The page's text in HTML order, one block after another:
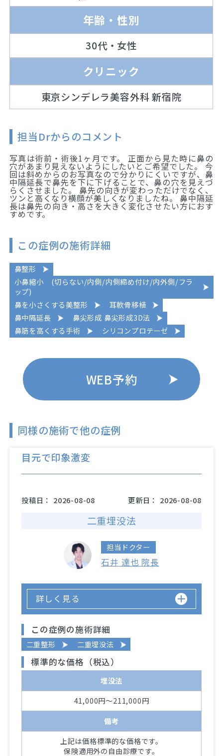
年齢・性別
30代・女性
クリニック
東京シンデレラ美容外科 新宿院
担当Drからのコメント
写真は術前・術後1ヶ月です。 正面から見た時に鼻の
穴があまり見えないようにしたいとご希望でした。 今
回は斜めからのお写真なので分かりにくいですが、鼻
中隔延長で鼻先を下に下げることで、鼻の穴を見えづ
らくさせました。 鼻先の向きが変わっただけでなく、
ツンと高くなり横顔が美しくなりましたね。 鼻中隔延
長は鼻先の向き・高さを大きく変化させたい方におす
すめです。
この症例の施術詳細
鼻整形
小鼻縮小 (切らない/内側/内側締め付け/内外側/フラ
ップ)
鼻を小さくする美整形
耳軟骨移植
鼻中隔延長
鼻尖形成 鼻尖形成3D法
鼻筋を高くする手術
シリコンプロテーゼ
WEB予約
同様の施術で他の症例
目元で印象激変
投稿日： 2026-08-08 更新日： 2026-08-08
二重埋没法
担当ドクター
石井 達也 院長
詳しく見る
この症例の施術詳細
二重整形 二重埋没法
標準的な価格（税込）
埋没法
41,000円～211,000円
備考
上記は価格標準的な価格です。
保険適用外の自由診療です。